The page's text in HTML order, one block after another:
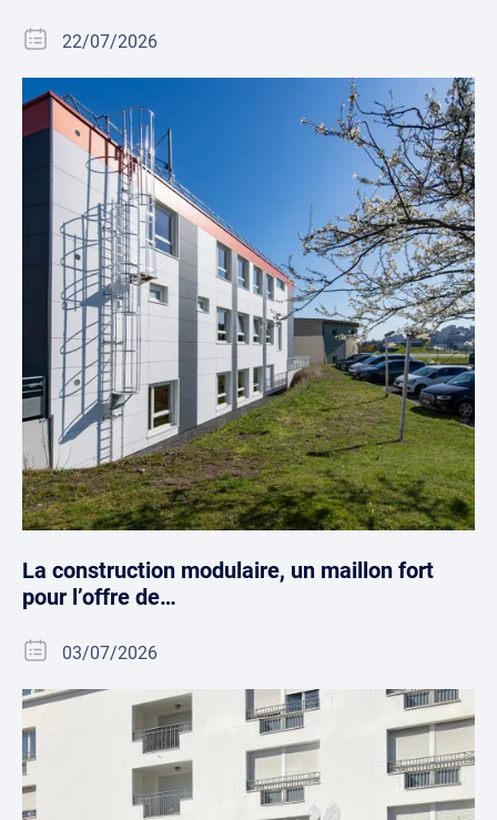
22/07/2026
La construction modulaire, un maillon fort
pour l’offre de…
03/07/2026